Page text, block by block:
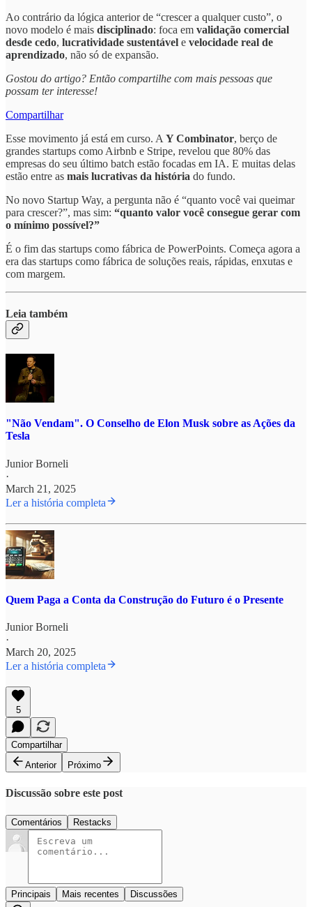
Ao contrário da lógica anterior de “crescer a qualquer custo”, o
novo modelo é mais disciplinado: foca em validação comercial
desde cedo, lucratividade sustentável e velocidade real de
aprendizado, não só de expansão.
Gostou do artigo? Então compartilhe com mais pessoas que
possam ter interesse!
Compartilhar
Esse movimento já está em curso. A Y Combinator, berço de
grandes startups como Airbnb e Stripe, revelou que 80% das
empresas do seu último batch estão focadas em IA. E muitas delas
estão entre as mais lucrativas da história do fundo.
No novo Startup Way, a pergunta não é “quanto você vai queimar
para crescer?”, mas sim: “quanto valor você consegue gerar com
o mínimo possível?”
É o fim das startups como fábrica de PowerPoints. Começa agora a
era das startups como fábrica de soluções reais, rápidas, enxutas e
com margem.
Leia também
"Não Vendam". O Conselho de Elon Musk sobre as Ações da
Tesla
Junior Borneli
·
March 21, 2025
Ler a história completa
Quem Paga a Conta da Construção do Futuro é o Presente
Junior Borneli
·
March 20, 2025
Ler a história completa
5
Compartilhar
Anterior
Próximo
Discussão sobre este post
Comentários Restacks
Principais Mais recentes Discussões